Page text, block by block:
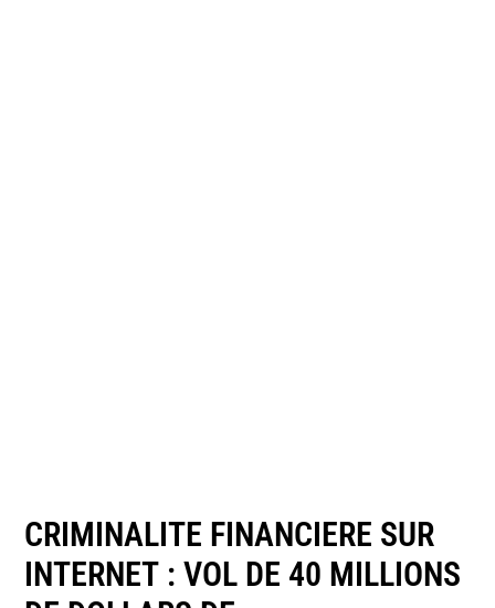
CRIMINALITE FINANCIERE SUR
INTERNET : VOL DE 40 MILLIONS